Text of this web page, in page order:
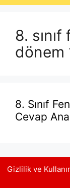
8.
dönem
8. Sınıf
Cevap
Gizlilik ve